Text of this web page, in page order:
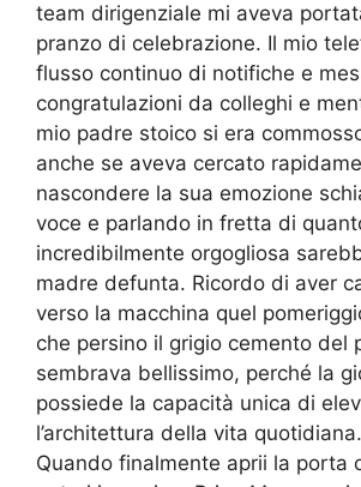
team dirigenziale mi aveva
pranzo di celebrazione. Il mio
flusso continuo di notifiche e
congratulazioni da colleghi e
mio padre stoico si era
anche se aveva cercato
nascondere la sua emozione
voce e parlando in fretta di
incredibilmente orgogliosa
madre defunta. Ricordo di aver
verso la macchina quel
che persino il grigio cemento del
sembrava bellissimo, perché la
possiede la capacità unica di
l’architettura della vita quotidiana.
Quando finalmente aprii la porta